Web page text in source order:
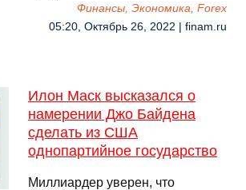
Финансы, Экономика, Forex
05:20, Октябрь 26, 2022 | finam.ru
Илон Маск высказался о
намерении Джо Байдена
сделать из США
однопартийное государство
Миллиардер уверен, что